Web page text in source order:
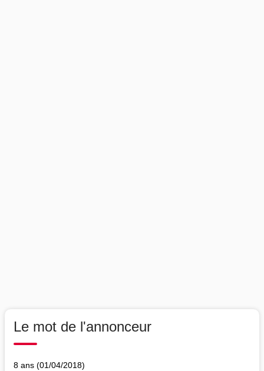
Le mot de l'annonceur
8 ans (01/04/2018)